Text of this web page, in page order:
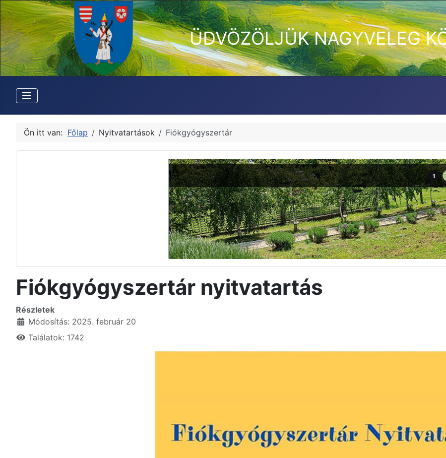
ÜDVÖZÖLJÜK NAGYVELEG
Ön itt van: Főlap Nyitvatartások Fiókgyógyszertár
1
Fiókgyógyszertár nyitvatartás
Részletek
Módosítás: 2025. február 20
Találatok: 1742